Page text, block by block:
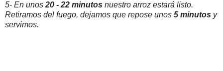
5- En unos 20 - 22 minutos nuestro arroz estará listo.
Retiramos del fuego, dejamos que repose unos 5 minutos y
servimos.